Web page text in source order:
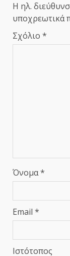
Η ηλ.
υποχρεωτικά
Σχόλιο *
Όνομα*
Email *
Ιστότοπος